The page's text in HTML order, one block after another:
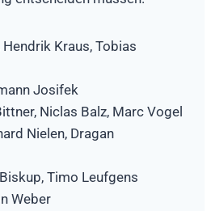
Kraus, Tobias
Josifek
Niclas Balz, Marc Vogel
Nielen, Dragan
Timo Leufgens
Weber